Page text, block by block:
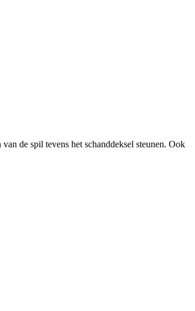
de spil tevens het schanddeksel steunen. Ook